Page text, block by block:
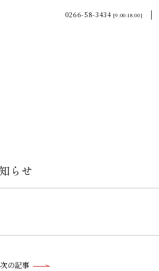
0266-58-3434 [9:00-18:00]
らせ
次の記事